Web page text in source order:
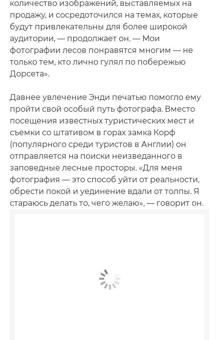
количество изображений, выставляемых на
продажу, и сосредоточился на темах, которые
будут привлекательны для более широкой
аудитории, — продолжает он. — Мои
фотографии лесов понравятся многим — не
только тем, кто лично гулял по побережью
Дорсета».
Давнее увлечение Энди печатью помогло ему
пройти свой особый путь фотографа. Вместо
посещения известных туристических мест и
съемки со штативом в горах замка Корф
(популярного среди туристов в Англии) он
отправляется на поиски неизведанного в
заповедные лесные просторы. «Для меня
фотография — это способ уйти от реальности,
обрести покой и уединение вдали от толпы. Я
стараюсь делать то, чего желаю», — говорит он.